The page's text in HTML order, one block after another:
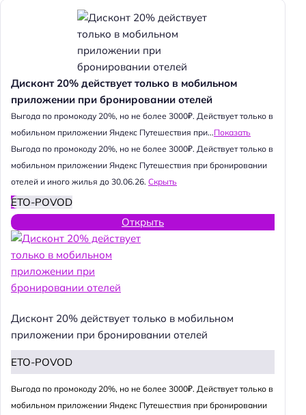
Дисконт 20% действует только в мобильном
приложении при бронировании отелей
Выгода по промокоду 20%, но не более 3000₽. Действует только в
мобильном приложении Яндекс Путешествия при...Показать
Выгода по промокоду 20%, но не более 3000₽. Действует только в
мобильном приложении Яндекс Путешествия при бронировании
отелей и иного жилья до 30.06.26. Скрыть
ETO-POVOD
Открыть
Дисконт 20% действует только в мобильном
приложении при бронировании отелей
ETO-POVOD
Выгода по промокоду 20%, но не более 3000₽. Действует только в
мобильном приложении Яндекс Путешествия при бронировании